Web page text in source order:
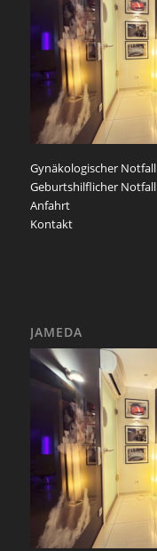
Gynäkologischer Notfall
Geburtshilflicher Notfall
Anfahrt
Kontakt
JAMEDA